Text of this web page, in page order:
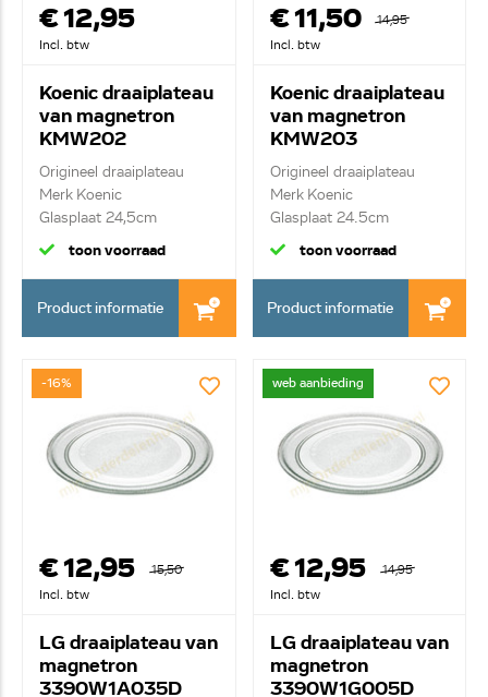
€ 12,95
Incl. btw
Koenic draaiplateau
van magnetron
KMW202
Origineel draaiplateau
Merk Koenic
Glasplaat 24,5cm
toon voorraad
Product informatie
€ 11,50
14,95
Incl. btw
Koenic draaiplateau
van magnetron
KMW203
Origineel draaiplateau
Merk Koenic
Glasplaat 24.5cm
toon voorraad
Product informatie
-16%
€ 12,95
15,50
Incl. btw
LG draaiplateau van
magnetron
3390W1A035D
web aanbieding
€ 12,95
14,95
Incl. btw
LG draaiplateau van
magnetron
3390W1G005D